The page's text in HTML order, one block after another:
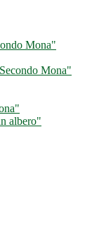
Mona"
Mona"
albero"